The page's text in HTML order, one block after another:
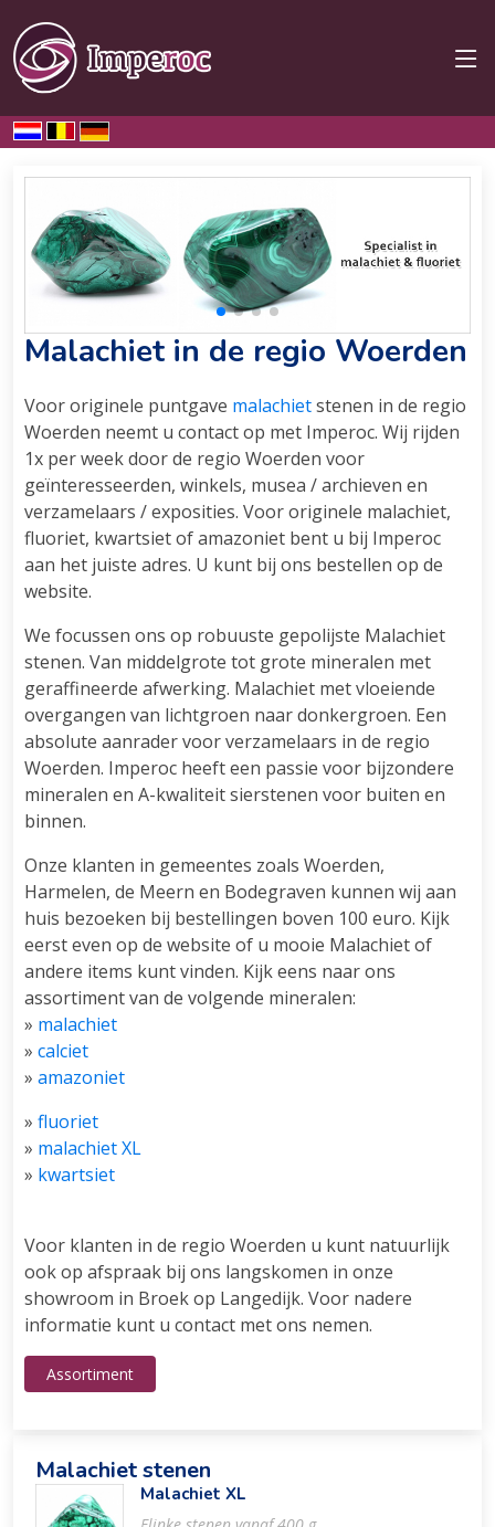
Home
Malachiet in de regio Woerden
Voor originele puntgave malachietstenen in de regio
Woerden neemt u contact op met Imperoc. Wij rijden
1x per week door de regio Woerden voor
geïnteresseerden, winkels, musea / archieven en
verzamelaars / exposities. Voor originele malachiet,
fluoriet, kwartsiet of amazoniet bent u bij Imperoc
aan het juiste adres. U kunt bij ons bestellen op de
website.
We focussen ons op robuuste gepolijste Malachiet
stenen. Van middelgrote tot grote mineralen met
geraffineerde afwerking. Malachiet met vloeiende
overgangen van lichtgroen naar donkergroen. Een
absolute aanrader voor verzamelaars in de regio
Woerden. Imperoc heeft een passie voor bijzondere
mineralen en A-kwaliteit sierstenen voor buiten en
binnen.
Onze klanten in gemeentes zoals Woerden,
Harmelen, de Meern en Bodegraven kunnen wij aan
huis bezoeken bij bestellingen boven 100 euro. Kijk
eerst even op de website of u mooie Malachiet of
andere items kunt vinden. Kijk eens naar ons
assortiment van de volgende mineralen:
» malachiet
» calciet
» amazoniet
» fluoriet
» malachiet XL
» kwartsiet
Voor klanten in de regio Woerden u kunt natuurlijk
ook op afspraak bij ons langskomen in onze
showroom in Broek op Langedijk. Voor nadere
informatie kunt u contact met ons nemen.
Assortiment
Malachiet stenen
Malachiet XL